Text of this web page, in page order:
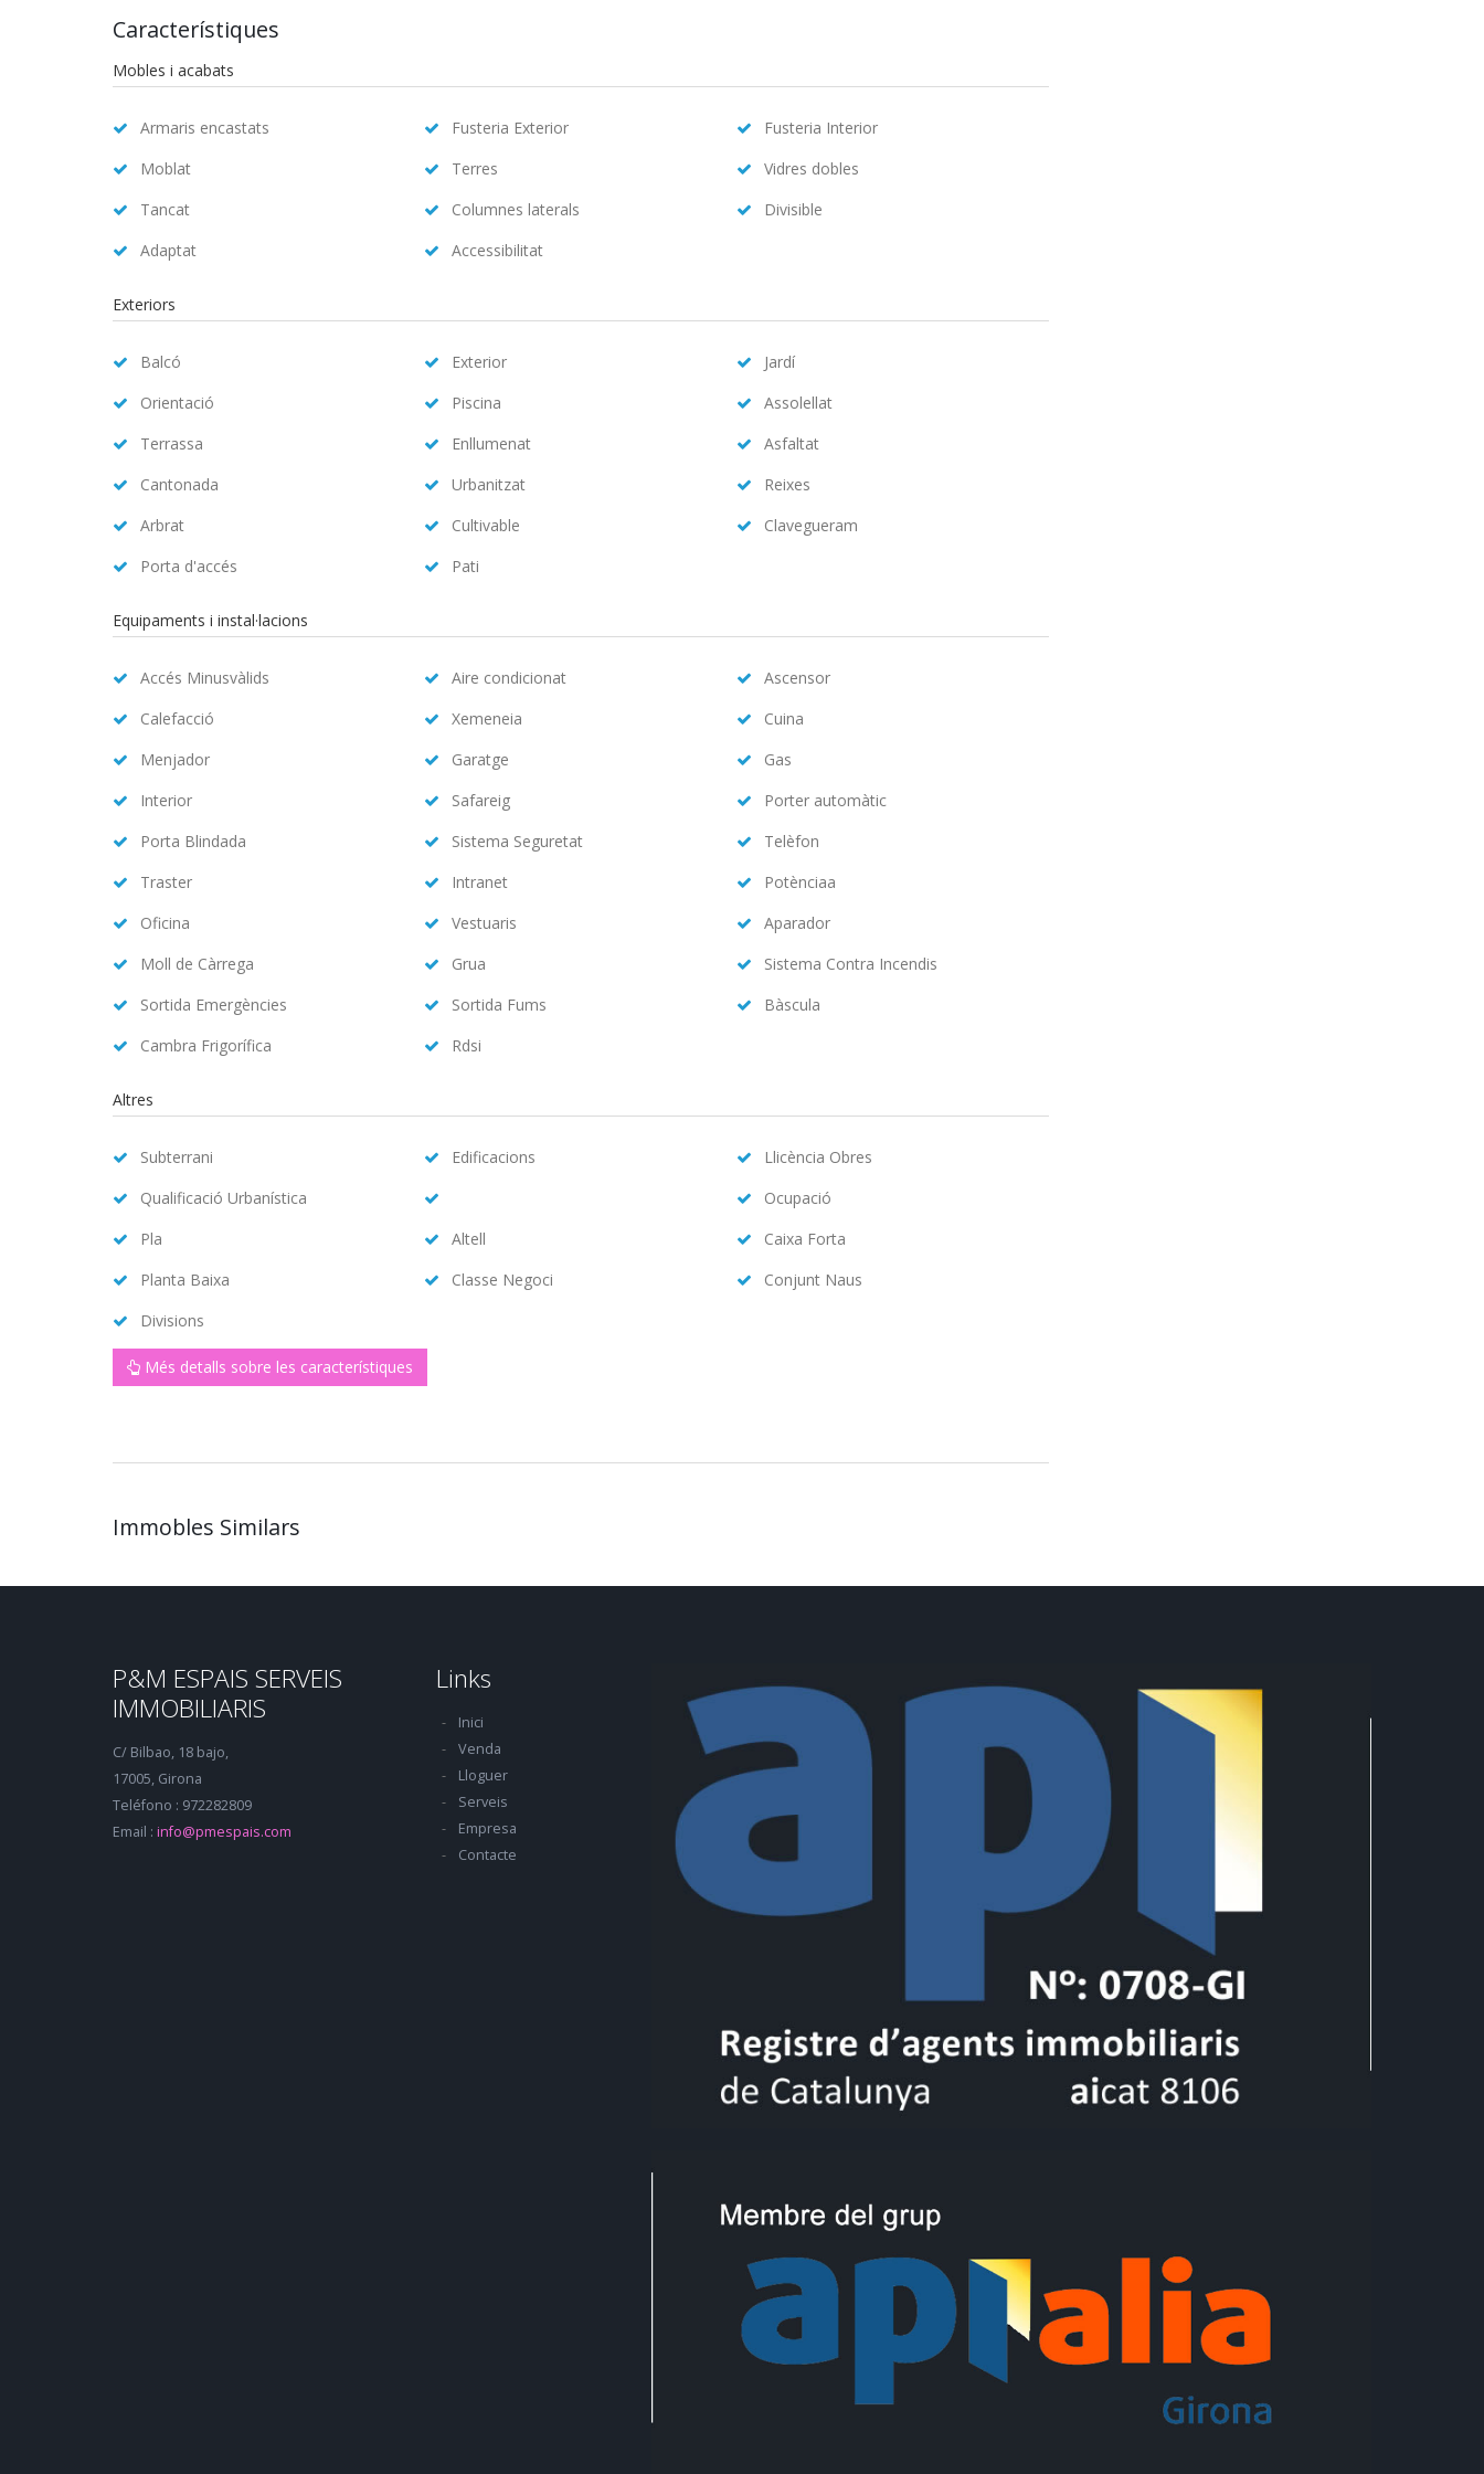
Característiques
Mobles i acabats
Armaris encastats Fusteria Exterior
Fusteria Interior
Moblat
Terres
Vidres dobles
Tancat
Columnes laterals
Divisible
Adaptat
Accessibilitat
Exteriors
Balcó Exterior
Jardí
Orientació
Piscina
Assolellat
Terrassa
Enllumenat
Asfaltat
Cantonada
Urbanitzat
Reixes
Arbrat
Cultivable
Clavegueram
Porta d'accés
Pati
Equipaments i instal·lacions
Accés Minusvàlids Aire condicionat
Ascensor
Calefacció
Xemeneia
Cuina
Menjador
Garatge
Gas
Interior
Safareig
Porter automàtic
Porta Blindada
Sistema Seguretat
Telèfon
Traster
Intranet
Potènciaa
Oficina
Vestuaris
Aparador
Moll de Càrrega
Grua
Sistema Contra Incendis
Sortida Emergències
Sortida Fums
Bàscula
Cambra Frigorífica
Rdsi
Altres
Subterrani Edificacions
Llicència Obres
Qualificació Urbanística
Ocupació
Pla
Altell
Caixa Forta
Planta Baixa
Classe Negoci
Conjunt Naus
Divisions
Més detalls sobre les característiques
Immobles Similars
P&M ESPAIS SERVEIS
IMMOBILIARIS
C/ Bilbao, 18 bajo,
17005, Girona
Teléfono : 972282809
Email : info@pmespais.com
Links
Inici
Venda
Lloguer
Serveis
Empresa
Contacte